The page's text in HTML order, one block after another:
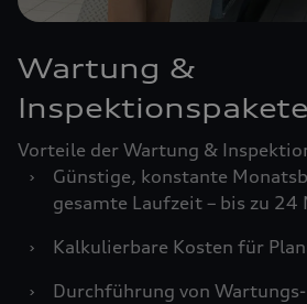
Wartung &
Inspektionspakete
Vorteile der Wartung &
›
Günstige, konstante
gesamte Laufzeit – bis zu 24
›
Kalkulierbare Kosten für
›
Durchführung von